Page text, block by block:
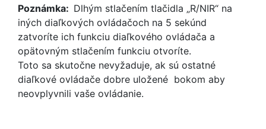
Poznámka: Dlhým stlačením tlačidla „R/NIR“ na
iných diaľkových ovládačoch na 5 sekúnd
zatvoríte ich funkciu diaľkového ovládača a
opätovným stlačením funkciu otvoríte.
Toto sa skutočne nevyžaduje, ak sú ostatné
diaľkové ovládače dobre uložené bokom aby
neovplyvnili vaše ovládanie.